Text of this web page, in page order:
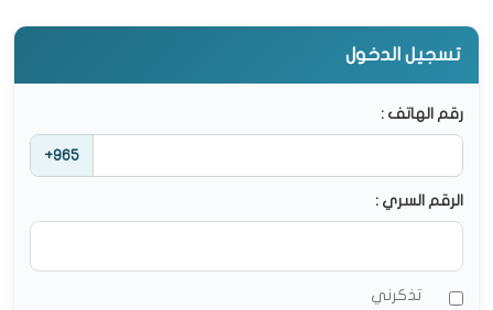
تسجيل الدخول
رقم الهاتف :
+965
الرقم السري :
تذكرني